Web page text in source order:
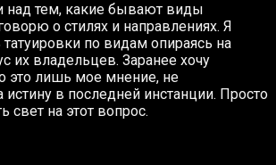
над тем, какие бывают виды
о стилях и направлениях. Я
по видам опираясь на
их владельцев. Заранее хочу
это лишь мое мнение, не
в последней инстанции. Просто
свет на этот вопрос.